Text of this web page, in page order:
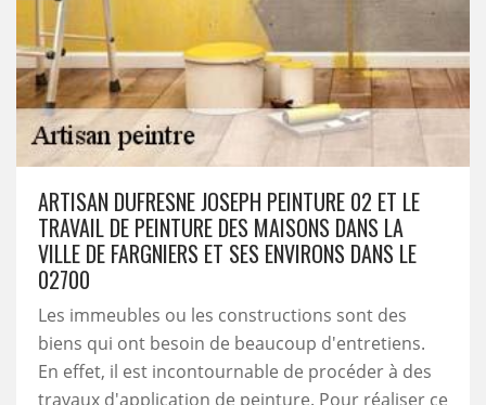
ARTISAN DUFRESNE JOSEPH PEINTURE 02 ET LE
TRAVAIL DE PEINTURE DES MAISONS DANS LA
VILLE DE FARGNIERS ET SES ENVIRONS DANS LE
02700
Les immeubles ou les constructions sont des
biens qui ont besoin de beaucoup d'entretiens.
En effet, il est incontournable de procéder à des
travaux d'application de peinture. Pour réaliser ce